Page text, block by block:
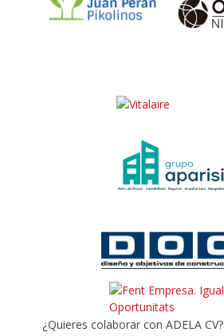
¿Quieres colaborar con ADELA CV?